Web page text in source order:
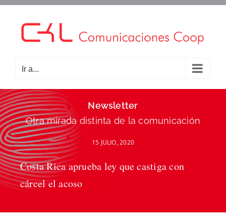
contenido
Ir a...
Newsletter
Otra mirada distinta de la comunicación
15 JULIO, 2020
Costa Rica aprueba ley que castiga con
cárcel el acoso [...]